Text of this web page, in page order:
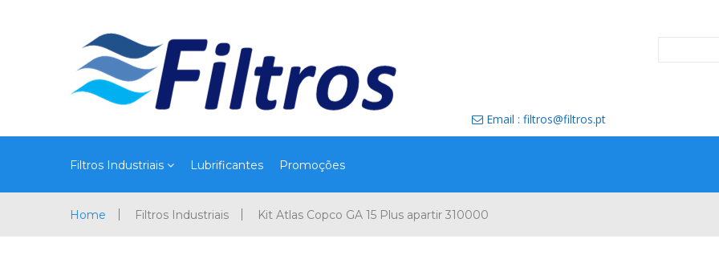
 Email : filtros@filtros.pt
Filtros Industriais Lubrificantes Promoções
Home Filtros Industriais Kit Atlas Copco GA 15 Plus apartir 310000